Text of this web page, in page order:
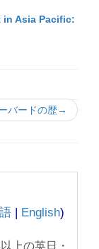
in Asia Pacific:
バードの歴→
| English)
上の英日・